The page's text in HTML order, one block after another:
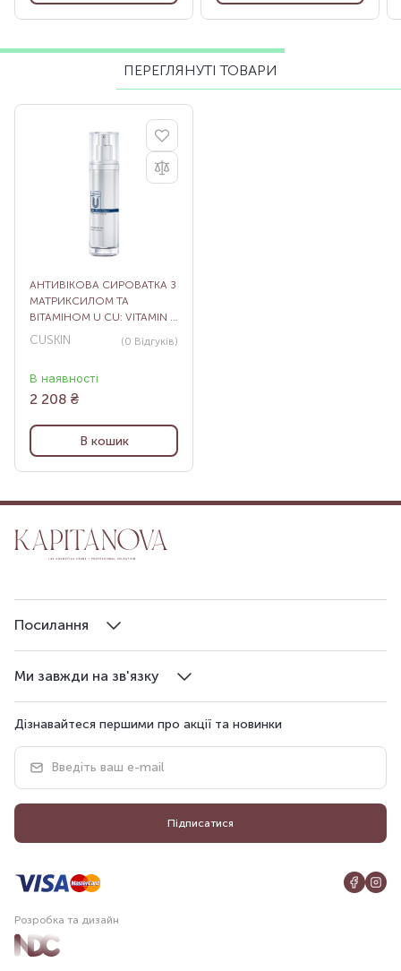
ПЕРЕГЛЯНУТІ ТОВАРИ
АНТИВІКОВА СИРОВАТКА З
МАТРИКСИЛОМ ТА
ВІТАМІНОМ U CU: VITAMIN U
SERUM, 60 МЛ
CUSKIN (0 Відгуків)
В наявності
2 208 ₴
В кошик
Ми завжди на зв'язку
Посилання
Дізнавайтеся першими про акції та новинки
Підписатися
Розробка та дизайн